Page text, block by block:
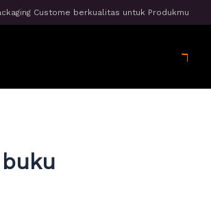
Custome berkualitas untuk Produkmu